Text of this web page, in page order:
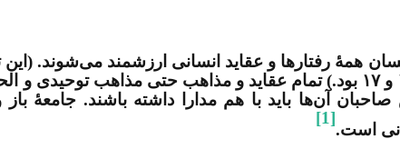
همۀ رفتارها و عقاید انسانی ارزشمند می‌شوند. (این
جنگ‌های مذهبی قرن ۱۶ و ۱۷ بود.) تمام عقاید و مذاهب حتی مذاهب
آن‌ها باید با هم مدارا داشته باشند. جامعۀ
است.
[1]